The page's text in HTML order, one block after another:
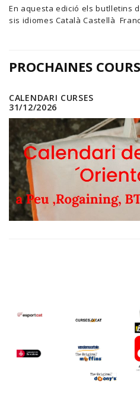
En aquesta edició els butlletins
sis idiomes Català Castellà
PROCHAINES
CALENDARI CURSES
31/12/2026